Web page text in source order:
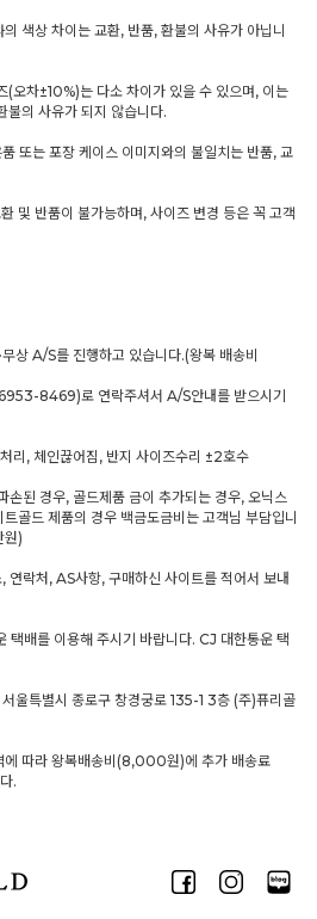
색상 차이는 교환, 반품, 환불의 사유가 아닙니
(오차±10%)는 다소 차이가 있을 수 있으며, 이는
불의 사유가 되지 않습니다.
또는 포장 케이스 이미지와의 불일치는 반품, 교
및 반품이 불가능하며, 사이즈 변경 등은 꼭 고객
상 A/S를 진행하고 있습니다.(왕복 배송비
8469)로 연락주셔서 A/S안내를 받으시기
리, 체인끊어짐, 반지 사이즈수리 ±2호수
손된 경우, 골드제품 금이 추가되는 경우, 오닉스
골드 제품의 경우 백금도금비는 고객님 부담입니
원)
연락처, AS사항, 구매하신 사이트를 적어서 보내
택배를 이용해 주시기 바랍니다. CJ 대한통운 택
울특별시 종로구 창경궁로 135-1 3층 (주)퓨리골
에 따라 왕복배송비(8,000원)에 추가 배송료
.